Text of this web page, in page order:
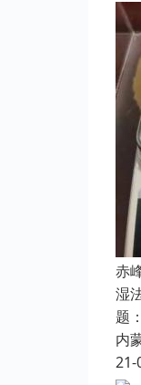
赤
湿
题
内
21-